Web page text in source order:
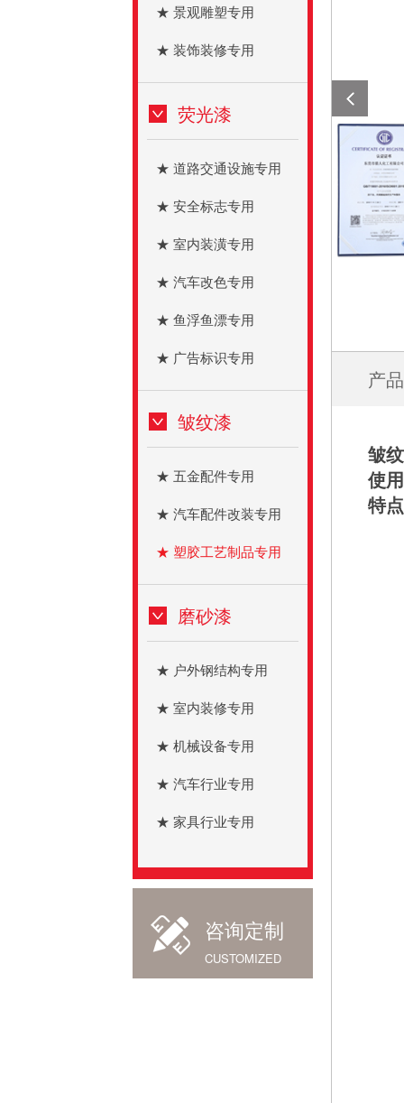
★ 景观雕塑专用
★ 装饰装修专用
荧光漆
★ 道路交通设施专用
★ 安全标志专用
★ 室内装潢专用
★ 汽车改色专用
★ 鱼浮鱼漂专用
★ 广告标识专用
皱纹漆
★ 五金配件专用
★ 汽车配件改装专用
★ 塑胶工艺制品专用
磨砂漆
★ 户外钢结构专用
★ 室内装修专用
★ 机械设备专用
★ 汽车行业专用
★ 家具行业专用
咨询定制
CUSTOMIZED
产
皱
使
特